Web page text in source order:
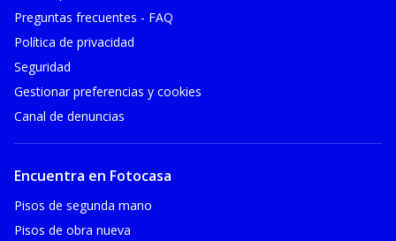
Preguntas frecuentes - FAQ
Política de privacidad
Seguridad
Gestionar preferencias y cookies
Canal de denuncias
Encuentra en Fotocasa
Pisos de segunda mano
Pisos de obra nueva